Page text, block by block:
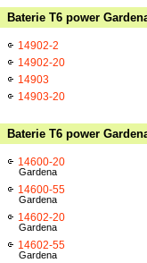
Baterie T6 power
14902-2
14902-20
14903
14903-20
Baterie T6 power
14600-20
Gardena
14600-55
Gardena
14602-20
Gardena
14602-55
Gardena